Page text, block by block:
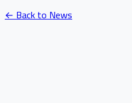
← Back to News